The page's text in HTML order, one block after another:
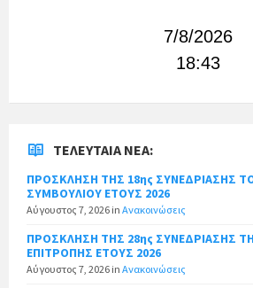
7/8/2026
18:43
ΤΕΛΕΥΤΑΊΑ ΝΈΑ:
ΠΡΟΣΚΛΗΣΗ ΤΗΣ 18ης ΣΥΝΕΔΡΙΑΣΗΣ
ΣΥΜΒΟΥΛΙΟΥ ΕΤΟΥΣ 2026
Αύγουστος 7, 2026 in Ανακοινώσεις
ΠΡΟΣΚΛΗΣΗ ΤΗΣ 28ης ΣΥΝΕΔΡΙΑΣΗΣ
ΕΠΙΤΡΟΠΗΣ ΕΤΟΥΣ 2026
Αύγουστος 7, 2026 in Ανακοινώσεις